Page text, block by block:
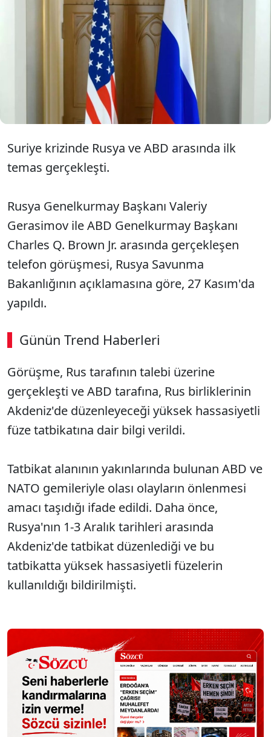
Rusya Genelkurmay Başkanı Valeriy
Gerasimov ile ABD Genelkurmay Başkanı
Charles Q. Brown Jr. telefon görüşmesi
gerçekleştirdi.
Suriye krizinde Rusya ve ABD arasında ilk
temas gerçekleşti.
Rusya Genelkurmay Başkanı Valeriy
Gerasimov ile ABD Genelkurmay Başkanı
Charles Q. Brown Jr. arasında gerçekleşen
telefon görüşmesi, Rusya Savunma
Bakanlığının açıklamasına göre, 27 Kasım'da
yapıldı.
Günün Trend Haberleri
Görüşme, Rus tarafının talebi üzerine
gerçekleşti ve ABD tarafına, Rus birliklerinin
Akdeniz'de düzenleyeceği yüksek hassasiyetli
füze tatbikatına dair bilgi verildi.
Tatbikat alanının yakınlarında bulunan ABD ve
NATO gemileriyle olası olayların önlenmesi
amacı taşıdığı ifade edildi. Daha önce,
Rusya'nın 1-3 Aralık tarihleri arasında
Akdeniz'de tatbikat düzenlediği ve bu
tatbikatta yüksek hassasiyetli füzelerin
kullanıldığı bildirilmişti.